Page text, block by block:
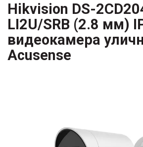
Hikvision DS-
LI2U/SRB (2.8 мм)
видеокамера
Acusense